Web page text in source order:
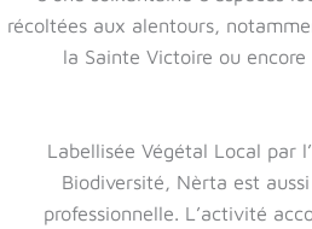
récoltées aux alentours,
la Sainte Victoire ou
Labellisée Végétal Local par
Biodiversité, Nèrta est
professionnelle. L’activité